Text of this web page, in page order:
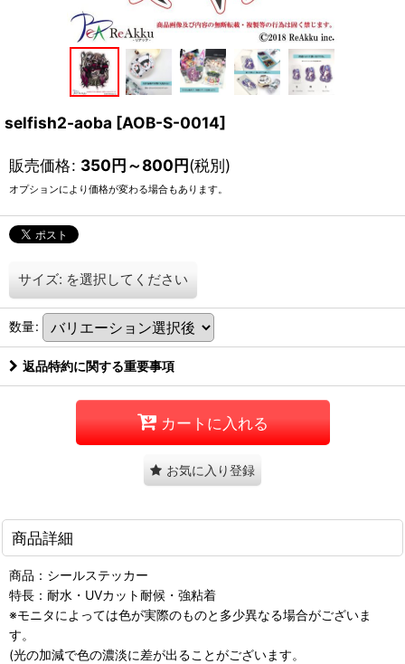
selfish2-aoba [AOB-S-0014]
販売価格: 350円～800円(税別)
オプションにより価格が変わる場合もあります。
サイズ: を選択してください
数量:
返品特約に関する重要事項
カートに入れる
お気に入り登録
商品詳細
商品：シールステッカー
特長：耐水・UVカット耐候・強粘着
※モニタによっては色が実際のものと多少異なる場合がございま
す。
(光の加減で色の濃淡に差が出ることがございます。